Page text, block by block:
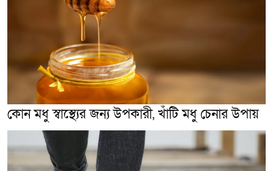
কোন মধু স্বাস্থ্যের জন্য উপকারী, খাঁটি মধু চেনার উপায়